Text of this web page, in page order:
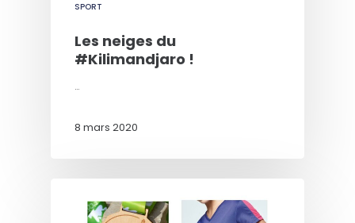
SPORT
Les neiges du
#Kilimandjaro !
…
8 mars 2020